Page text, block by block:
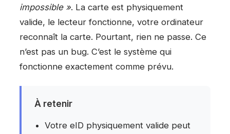
impossible ». La carte est physiquement
valide, le lecteur fonctionne, votre ordinateur
reconnaît la carte. Pourtant, rien ne passe. Ce
n’est pas un bug. C’est le système qui
fonctionne exactement comme prévu.
À retenir
Votre eID physiquement valide peut